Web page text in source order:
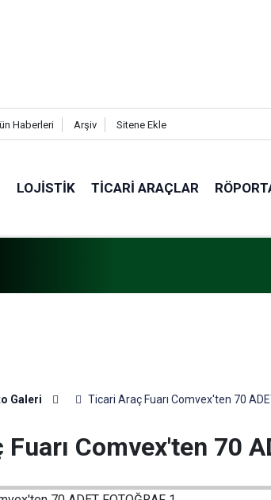
Haberleri Arşiv Sitene Ekle
LOJISTIK TICARI ARAÇLAR
Galeri Ticari Araç Fuarı Comvex'ten 70
Comvex'ten 70